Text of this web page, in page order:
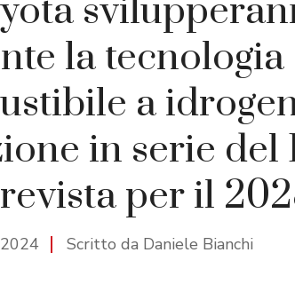
la tecnologia
a
in serie del
per il
Scritto da Daniele Bianchi